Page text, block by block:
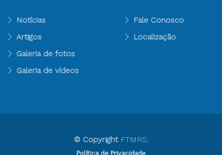
Notícias
Artigos
Galeria de fotos
Galeria de vídeos
Fale Conosco
Localização
© Copyright FTMRS.
Política de Privacidade